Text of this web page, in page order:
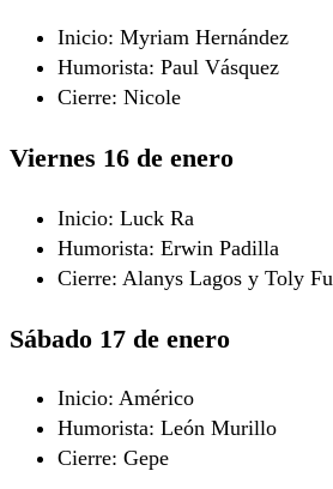
Inicio: Myriam Hernández
Humorista: Paul Vásquez
Cierre: Nicole
Viernes 16 de enero
Inicio: Luck Ra
Humorista: Erwin Padilla
Cierre: Alanys Lagos y Toly Fu
Sábado 17 de enero
Inicio: Américo
Humorista: León Murillo
Cierre: Gepe